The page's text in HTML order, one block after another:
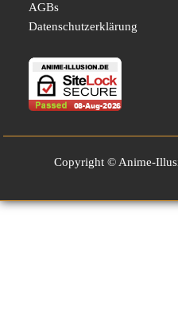
AGBs
Datenschutzerklärung
Copyright © Anime-